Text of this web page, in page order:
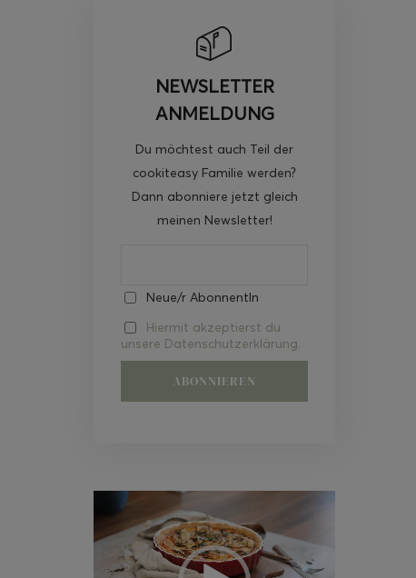
NEWSLETTER
ANMELDUNG
Du möchtest auch Teil der
cookiteasy Familie werden?
Dann abonniere jetzt gleich
meinen Newsletter!
Neue/r AbonnentIn
Hiermit akzeptierst du
unsere Datenschutzerklärung.
Video-
Player